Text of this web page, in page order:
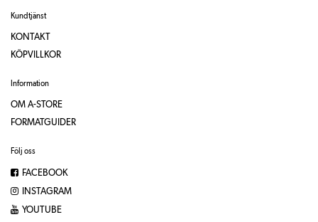
Kundtjänst
KONTAKT
KÖPVILLKOR
Information
OM A-STORE
FORMATGUIDER
Följ oss
FACEBOOK
INSTAGRAM
YOUTUBE